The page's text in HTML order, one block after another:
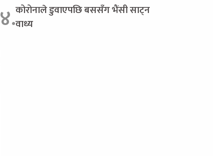
४.कोरोनाले डुवाएपछि बससँग भैंसी साट्न
वाध्य